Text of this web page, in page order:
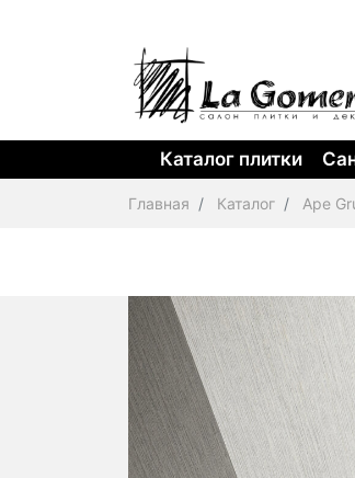
Каталог плитки
Главная Каталог Ape